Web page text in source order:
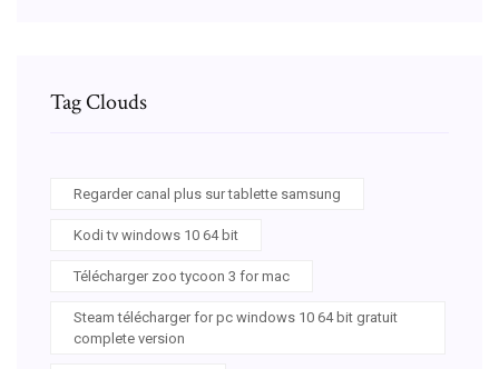
Tag Clouds
Regarder canal plus sur tablette samsung
Kodi tv windows 10 64 bit
Télécharger zoo tycoon 3 for mac
Steam télécharger for pc windows 10 64 bit gratuit
complete version